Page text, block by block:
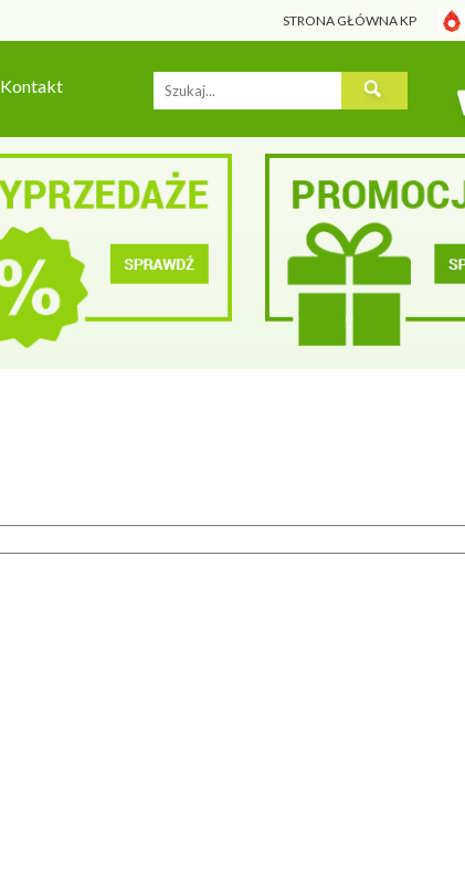
STRONA GŁÓWNA KP
Kontakt